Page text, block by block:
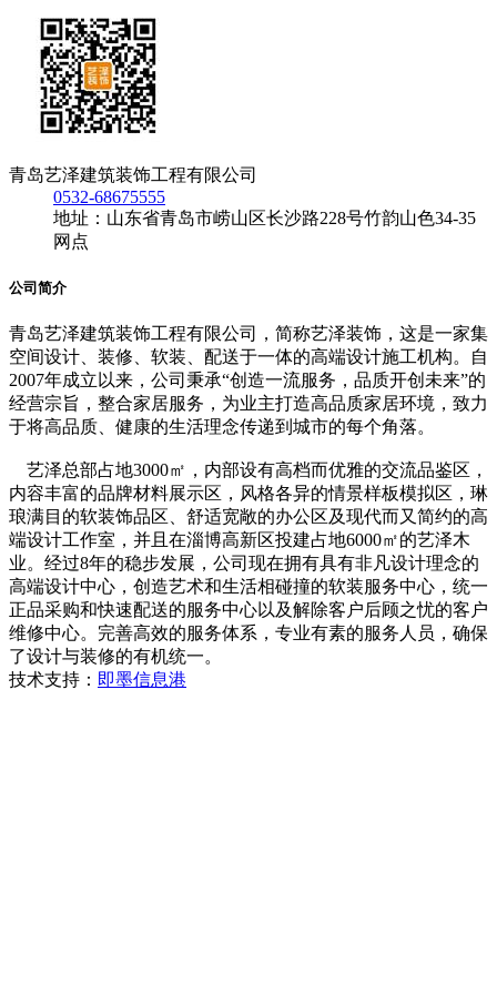
青岛艺泽建筑装饰工程有限公司
0532-68675555
地址：山东省青岛市崂山区长沙路228号竹韵山色34-35
网点
公司简介
青岛艺泽建筑装饰工程有限公司，简称艺泽装饰，这是一家集
空间设计、装修、软装、配送于一体的高端设计施工机构。自
2007年成立以来，公司秉承“创造一流服务，品质开创未来”的
经营宗旨，整合家居服务，为业主打造高品质家居环境，致力
于将高品质、健康的生活理念传递到城市的每个角落。
艺泽总部占地3000㎡，内部设有高档而优雅的交流品鉴区，
内容丰富的品牌材料展示区，风格各异的情景样板模拟区，琳
琅满目的软装饰品区、舒适宽敞的办公区及现代而又简约的高
端设计工作室，并且在淄博高新区投建占地6000㎡的艺泽木
业。经过8年的稳步发展，公司现在拥有具有非凡设计理念的
高端设计中心，创造艺术和生活相碰撞的软装服务中心，统一
正品采购和快速配送的服务中心以及解除客户后顾之忧的客户
维修中心。完善高效的服务体系，专业有素的服务人员，确保
了设计与装修的有机统一。
技术支持： 即墨信息港